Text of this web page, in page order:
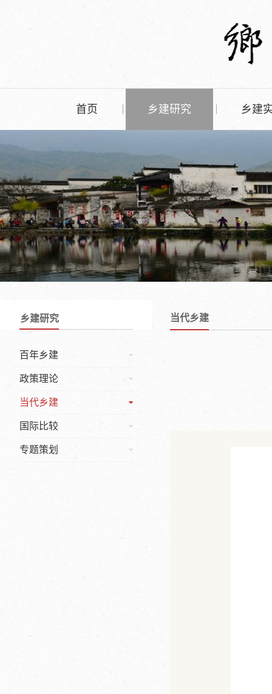
首页 乡建研究 乡建
乡建研究
百年乡建
政策理论
当代乡建
国际比较
专题策划
当代乡建